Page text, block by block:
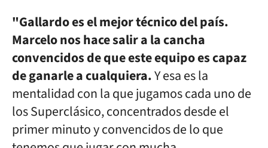
"Gallardo es el mejor técnico del país.
Marcelo nos hace salir a la cancha
convencidos de que este equipo es capaz
de ganarle a cualquiera.Y esa es la
mentalidad con la que jugamos cada uno de
los Superclásico, concentrados desde el
primer minuto y convencidos de lo que